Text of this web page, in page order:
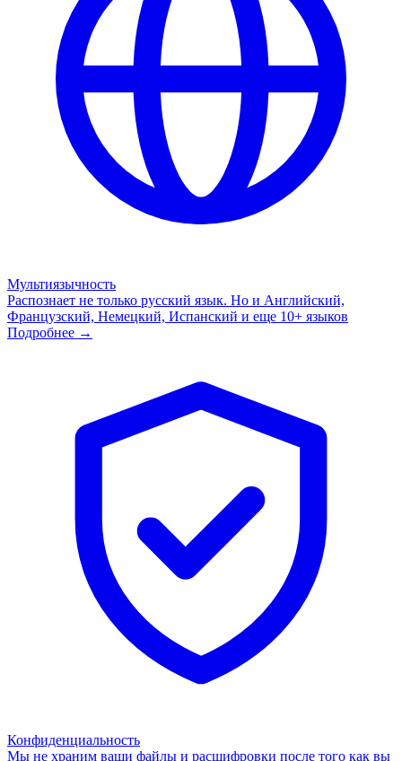
Мультиязычность
Распознает не только русский язык. Но и Английский,
Французский, Немецкий, Испанский и еще 10+ языков
Подробнее →
Конфиденциальность
Мы не храним ваши файлы и расшифровки после того как вы